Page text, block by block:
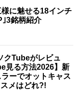
に魅せる18インチ
3銘柄紹介
クTubeがレビュ
見る方法2026】新
ーでオットキャス
メはどれ?!